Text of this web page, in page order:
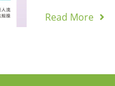
Read More